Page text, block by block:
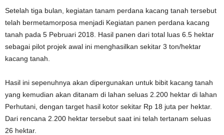
Setelah tiga bulan, kegiatan tanam perdana kacang tanah tersebut
telah bermetamorposa menjadi Kegiatan panen perdana kacang
tanah pada 5 Pebruari 2018. Hasil panen dari total luas 6.5 hektar
sebagai pilot projek awal ini menghasilkan sekitar 3 ton/hektar
kacang tanah.
Hasil ini sepenuhnya akan dipergunakan untuk bibit kacang tanah
yang kemudian akan ditanam di lahan seluas 2.200 hektar di lahan
Perhutani, dengan target hasil kotor sekitar Rp 18 juta per hektar.
Dari rencana 2.200 hektar tersebut saat ini telah tertanam seluas
26 hektar.